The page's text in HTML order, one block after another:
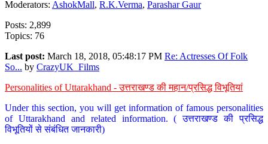
Moderators: AshokMall, R.K.Verma, Parashar Gaur
Posts: 2,899
Topics: 76
Last post: March 18, 2018, 05:48:17 PM Re: Actresses Of Folk
So... by CrazyUK_Films
Personalities of Uttarakhand - उत्तराखण्ड की महान/प्रसिद्ध विभूतियां
Under this section, you will get information of famous personalities
of Uttarakhand and related information. ( उत्तराखण्ड की प्रसिद्ध
विभूतियों से संबंधित जानकारी)